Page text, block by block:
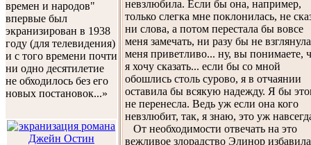
времен и народов"
впервые был
экранизирован в 1938
году (для телевидения)
и с того времени почти
ни одно десятилетие
не обходилось без его
новых постановок...»
невзлюбила. Если бы она, например,
только слегка мне поклонилась, не
ни слова, а потом перестала бы вовсе
меня замечать, ни разу бы не
меня приветливо... ну, вы понимаете,
я хочу сказать... если бы со мной
обошлись столь сурово, я в отчаянии
оставила бы всякую надежду. Я бы
не перенесла. Ведь уж если она кого
невзлюбит, так, я знаю, это уж
От необходимости отвечать на это
вежливое злорадство Элинор избавила